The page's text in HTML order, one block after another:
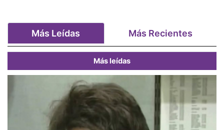
Más Leídas Más Recientes
Más leídas